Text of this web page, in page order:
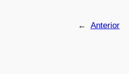
← Anterior